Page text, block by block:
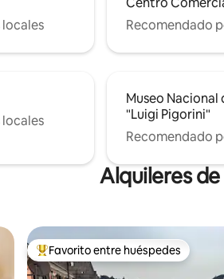
Recomendado
Museo
"Luigi Pigorini"
Recomendado
Alquileres
De los mejores en Favorito entre
Favorito entre huéspedes